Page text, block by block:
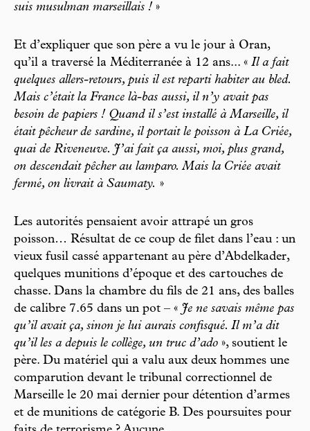
suis musulman marseillais ! »
Et d’expliquer que son père a vu le jour à Oran,
qu’il a traversé la Méditerranée à 12 ans... « Il a fait
quelques allers-retours, puis il est reparti habiter au bled.
Mais c’était la France là-bas aussi, il n’y avait pas
besoin de papiers ! Quand il s’est installé à Marseille, il
était pêcheur de sardine, il portait le poisson à La Criée,
quai de Riveneuve. J’ai fait ça aussi, moi, plus grand,
on descendait pêcher au lamparo. Mais la Criée avait
fermé, on livrait à Saumaty. »
Les autorités pensaient avoir attrapé un gros
poisson… Résultat de ce coup de filet dans l’eau : un
vieux fusil cassé appartenant au père d’Abdelkader,
quelques munitions d’époque et des cartouches de
chasse. Dans la chambre du fils de 21 ans, des balles
de calibre 7.65 dans un pot – « Je ne savais même pas
qu’il avait ça, sinon je lui aurais confisqué. Il m’a dit
qu’il les a depuis le collège, un truc d’ado », soutient le
père. Du matériel qui a valu aux deux hommes une
comparution devant le tribunal correctionnel de
Marseille le 20 mai dernier pour détention d’armes
et de munitions de catégorie B. Des poursuites pour